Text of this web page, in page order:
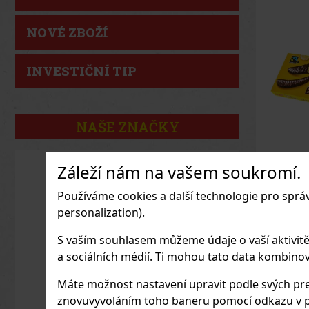
Záleží nám na vašem soukromí.
Používáme cookies a další technologie pro
personalization).
S vaším souhlasem můžeme údaje o vaší
a sociálních médií. Ti mohou tato data
Máte možnost nastavení upravit podle svých
znovuvyvoláním toho baneru pomocí odkazu v
NOVÉ ZBOŽÍ
INVESTIČNÍ TIP
NAŠE ZNAČKY
Casali
jemné
kvalitní
značky